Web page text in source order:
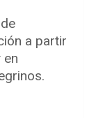
a partir
en